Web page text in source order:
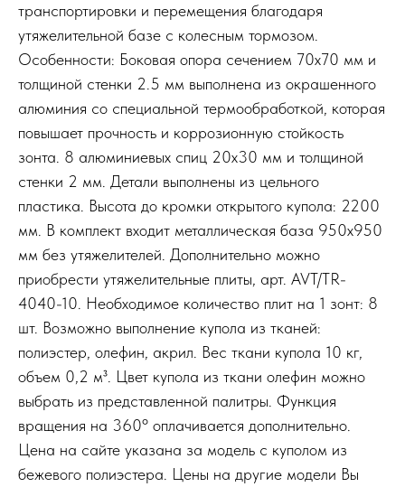
транспортировки и перемещения благодаря
утяжелительной базе с колесным тормозом.
Особенности: Боковая опора сечением 70х70 мм и
толщиной стенки 2.5 мм выполнена из окрашенного
алюминия со специальной термообработкой, которая
повышает прочность и коррозионную стойкость
зонта. 8 алюминиевых спиц 20х30 мм и толщиной
стенки 2 мм. Детали выполнены из цельного
пластика. Высота до кромки открытого купола: 2200
мм. В комплект входит металлическая база 950х950
мм без утяжелителей. Дополнительно можно
приобрести утяжелительные плиты, арт. AVT/TR-
4040-10. Необходимое количество плит на 1 зонт: 8
шт. Возможно выполнение купола из тканей:
полиэстер, олефин, акрил. Вес ткани купола 10 кг,
объем 0,2 м³. Цвет купола из ткани олефин можно
выбрать из представленной палитры. Функция
вращения на 360º оплачивается дополнительно.
Цена на сайте указана за модель с куполом из
бежевого полиэстера. Цены на другие модели Вы